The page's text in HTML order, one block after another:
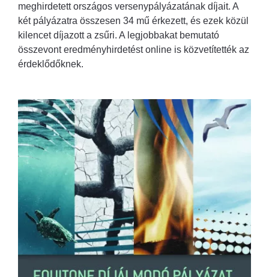
meghirdetett országos versenypályázatának díjait. A
két pályázatra összesen 34 mű érkezett, és ezek közül
kilencet díjazott a zsűri. A legjobbakat bemutató
összevont eredményhirdetést online is közvetítették az
érdeklődőknek.